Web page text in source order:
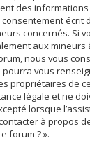
des
écrit
concernés. Si
aux mineurs
nous vous
vous
propriétaires de
légale et ne
lorsque
à propos
forum ? ».